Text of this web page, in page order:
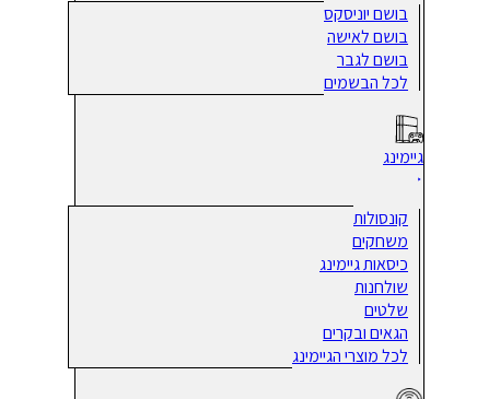
בושם יוניסקס
בושם לאישה
בושם לגבר
לכל הבשמים
גיימינג
קונסולות
משחקים
כיסאות גיימינג
שולחנות
שלטים
הגאים ובקרים
לכל מוצרי הגיימינג